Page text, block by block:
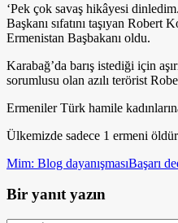
‘Pek çok savaş hikâyesi
Başkanı sıfatını taşıyan
Ermenistan Başbakanı oldu.
Karabağ’da barış istediği için
sorumlusu olan azılı terörist
Ermeniler Türk hamile
Ülkemizde sadece 1 ermeni
Mim: Blog dayanışmasıBaşarı
Bir yanıt yazın